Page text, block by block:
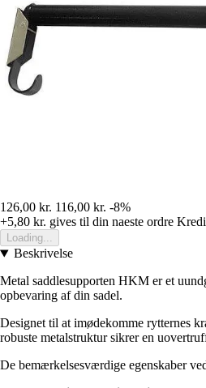
126,00 kr. 116,00 kr. -8%
+5,80 kr. gives til din naeste ordre
Loading...
Beskrivelse
Metal saddlesupporten HKM er et
opbevaring af din sadel.
Designet til at imødekomme rytternes
robuste metalstruktur sikrer en
De bemærkelsesværdige egenskaber